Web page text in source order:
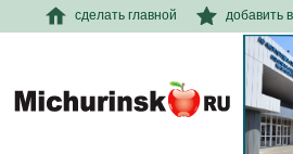
сделать главной добавить